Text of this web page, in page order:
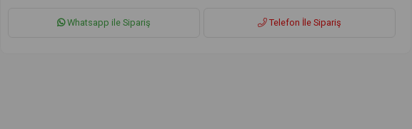
Whatsapp ile Sipariş Telefon İle Sipariş